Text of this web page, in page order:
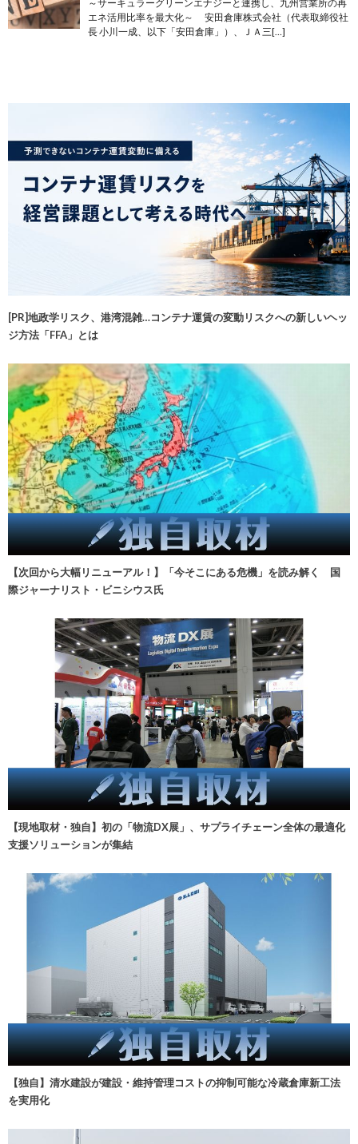
～サーキュラーグリーンエナジーと連携し、九州営業所の再
エネ活用比率を最大化～ 安田倉庫株式会社（代表取締役社
長 小川一成、以下「安田倉庫」）、ＪＡ三[…]
[PR]地政学リスク、港湾混雑…コンテナ運賃の変動リスクへの新しいヘッ
ジ方法「FFA」とは
【次回から大幅リニューアル！】「今そこにある危機」を読み解く 国
際ジャーナリスト・ビニシウス氏
【現地取材・独自】初の「物流DX展」、サプライチェーン全体の最適化
支援ソリューションが集結
【独自】清水建設が建設・維持管理コストの抑制可能な冷蔵倉庫新工法
を実用化